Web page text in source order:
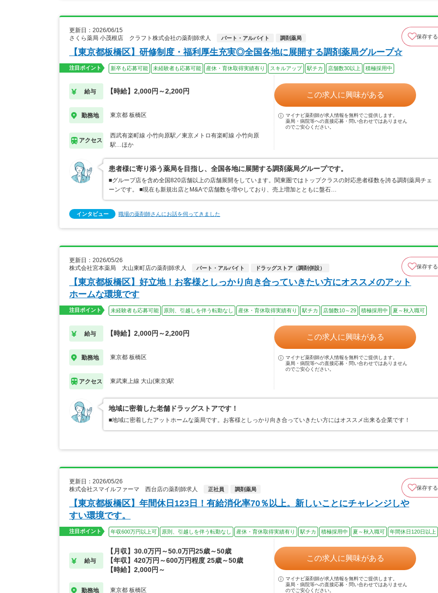
更新日：2026/06/15
さくら薬局 小茂根店 クラフト株式会社の薬剤師求人
パート・アルバイト 調剤薬局 保存する
【東京都板橋区】研修制度・福利厚生充実◎全国各地に展開する調剤薬局グループ☆
注目ポイント 新卒も応募可能 未経験者も応募可能 産休・育休取得実績有り スキルアップ 駅チカ 店舗数30以上 積極採用中
給与 【時給】2,000円～2,200円
勤務地 東京都 板橋区
アクセス
西武有楽町線 小竹向原駅／東京メトロ有楽町線 小竹向原
駅…ほか
この求人に興味がある
マイナビ薬剤師が求人情報を無料でご提供します。
薬局・病院等への直接応募・問い合わせではありません
のでご安心ください。
患者様に寄り添う薬局を目指し、全国各地に展開する調剤薬局グループです。
■グループ店を含め全国820店舗以上の店舗展開をしています。関東圏ではトップクラスの対応患者様数を誇る調剤薬局チェ
ーンです。 ■現在も新規出店とM&Aで店舗数を増やしており、売上増加とともに盤石…
インタビュー 職場の薬剤師さんにお話を伺ってきました
更新日：2026/05/26
株式会社宮本薬局 大山東町店の薬剤師求人
パート・アルバイト ドラッグストア（調剤併設） 保存する
【東京都板橋区】好立地！お客様としっかり向き合っていきたい方にオススメのアット
ホームな環境です
注目ポイント 未経験者も応募可能 原則、引越しを伴う転勤なし 産休・育休取得実績有り 駅チカ 店舗数10～29 積極採用中 夏～秋入職可
給与 【時給】2,000円～2,200円
勤務地 東京都 板橋区
アクセス 東武東上線 大山(東京)駅
この求人に興味がある
マイナビ薬剤師が求人情報を無料でご提供します。
薬局・病院等への直接応募・問い合わせではありません
のでご安心ください。
地域に密着した老舗ドラッグストアです！
■地域に密着したアットホームな薬局です。お客様としっかり向き合っていきたい方にはオススメ出来る企業です！
更新日：2026/05/26
株式会社スマイルファーマ 西台店の薬剤師求人
正社員 調剤薬局 保存する
【東京都板橋区】年間休日123日！有給消化率70％以上。新しいことにチャレンジしや
すい環境です。
注目ポイント 年収600万円以上可 原則、引越しを伴う転勤なし 産休・育休取得実績有り 駅チカ 積極採用中 夏～秋入職可 年間休日120日以上
給与
【月収】30.0万円～50.0万円25歳～50歳
【年収】420万円～600万円程度 25歳～50歳
【時給】2,000円～
勤務地 東京都 板橋区
この求人に興味がある
マイナビ薬剤師が求人情報を無料でご提供します。
薬局・病院等への直接応募・問い合わせではありません
のでご安心ください。